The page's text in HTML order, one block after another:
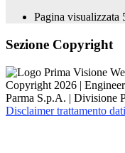
Pagina visualizzata
Sezione Copyright
Copyright 2026 |
Parma S.p.A. | Divisione
Disclaimer trattamento